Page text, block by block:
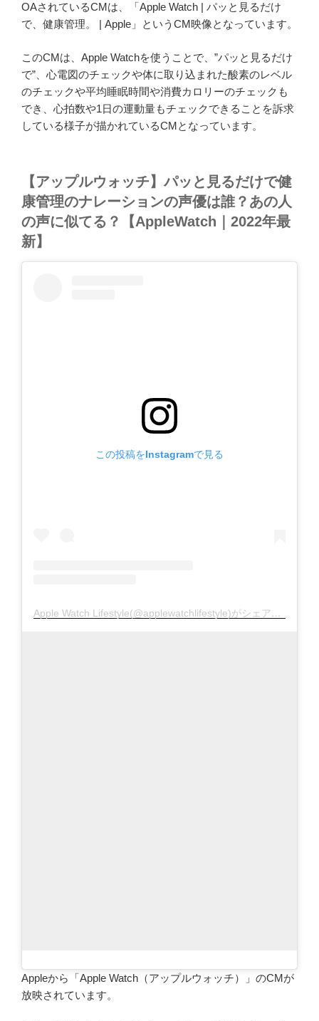
OAされているCMは、「Apple Watch | パッと見るだけ
で、健康管理。 | Apple」というCM映像となっています。
このCMは、Apple Watchを使うことで、”パッと見るだけ
で”、心電図のチェックや体に取り込まれた酸素のレベル
のチェックや平均睡眠時間や消費カロリーのチェックも
でき、心拍数や1日の運動量もチェックできることを訴求
している様子が描かれているCMとなっています。
【アップルウォッチ】パッと見るだけで健
康管理のナレーションの声優は誰？あの人
の声に似てる？【AppleWatch｜2022年最
新】
この投稿をInstagramで見る
Apple Watch Lifestyle(@applewatchlifestyle)がシェアした投稿
Appleから「Apple Watch（アップルウォッチ）」のCMが
放映されています。